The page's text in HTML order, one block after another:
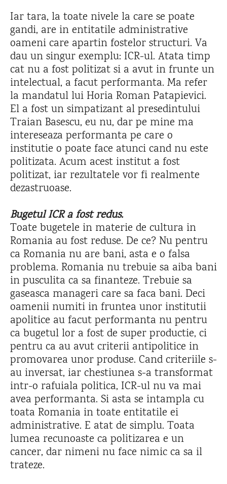
Iar tara, la toate nivele la care se poate
gandi, are in entitatile administrative
oameni care apartin fostelor structuri. Va
dau un singur exemplu: ICR-ul. Atata timp
cat nu a fost politizat si a avut in frunte un
intelectual, a facut performanta. Ma refer
la mandatul lui Horia Roman Patapievici.
El a fost un simpatizant al presedintului
Traian Basescu, eu nu, dar pe mine ma
intereseaza performanta pe care o
institutie o poate face atunci cand nu este
politizata. Acum acest institut a fost
politizat, iar rezultatele vor fi realmente
dezastruoase.
Bugetul ICR a fost redus.
Toate bugetele in materie de cultura in
Romania au fost reduse. De ce? Nu pentru
ca Romania nu are bani, asta e o falsa
problema. Romania nu trebuie sa aiba bani
in pusculita ca sa finanteze. Trebuie sa
gaseasca manageri care sa faca bani. Deci
oamenii numiti in fruntea unor institutii
apolitice au facut performanta nu pentru
ca bugetul lor a fost de super productie, ci
pentru ca au avut criterii antipolitice in
promovarea unor produse. Cand criteriile s-
au inversat, iar chestiunea s-a transformat
intr-o rafuiala politica, ICR-ul nu va mai
avea performanta. Si asta se intampla cu
toata Romania in toate entitatile ei
administrative. E atat de simplu. Toata
lumea recunoaste ca politizarea e un
cancer, dar nimeni nu face nimic ca sa il
trateze.